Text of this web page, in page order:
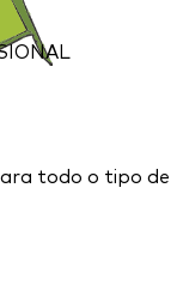
todo o tipo de